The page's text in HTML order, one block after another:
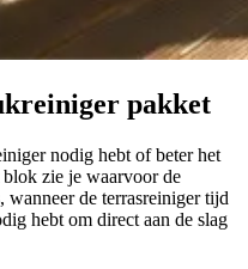
pakket
nodig hebt of beter het
zie je waarvoor de
de terrasreiniger tijd
hebt om direct aan de slag